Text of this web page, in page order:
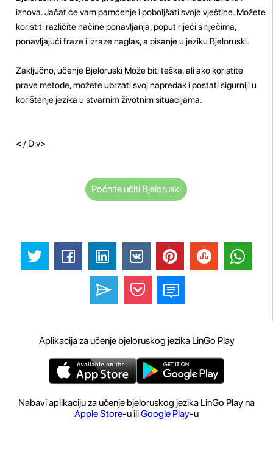
iznova. Jačat će vam pamćenje i poboljšati svoje vještine. Možete
koristiti različite načine ponavljanja, poput riječi s riječima,
ponavljajući fraze i izraze naglas, a pisanje u jeziku Bjeloruski.
Zaključno, učenje Bjeloruski Može biti teška, ali ako koristite
prave metode, možete ubrzati svoj napredak i postati sigurniji u
korištenje jezika u stvarnim životnim situacijama.
< / Div>
Počnite učiti Bjeloruski
Aplikacija za učenje bjeloruskog jezika LinGo Play
Nabavi aplikaciju za učenje bjeloruskog jezika LinGo Play na
Apple Store-u iliGoogle Play-u